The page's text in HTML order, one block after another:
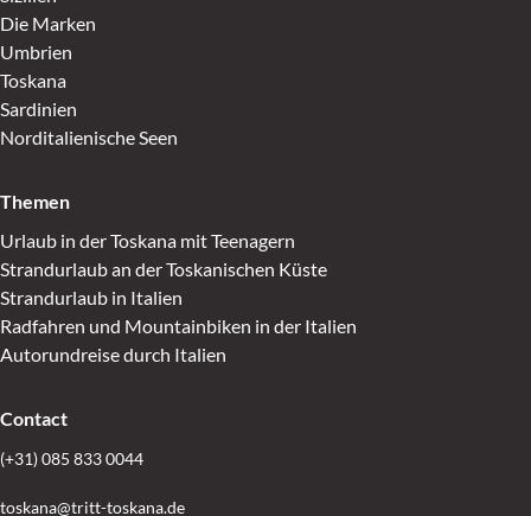
Die Marken
Umbrien
Toskana
Sardinien
Norditalienische Seen
Themen
Urlaub in der Toskana mit Teenagern
Strandurlaub an der Toskanischen Küste
Strandurlaub in Italien
Radfahren und Mountainbiken in der Italien
Autorundreise durch Italien
Contact
(+31) 085 833 0044
toskana@tritt-toskana.de